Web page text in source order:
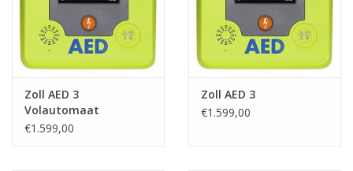
Zoll AED 3
Volautomaat
€1.599,00
Zoll AED 3
€1.599,00